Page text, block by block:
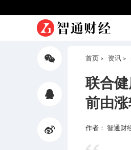
首页 > 资讯 >
联合
前由
作者： 智通财